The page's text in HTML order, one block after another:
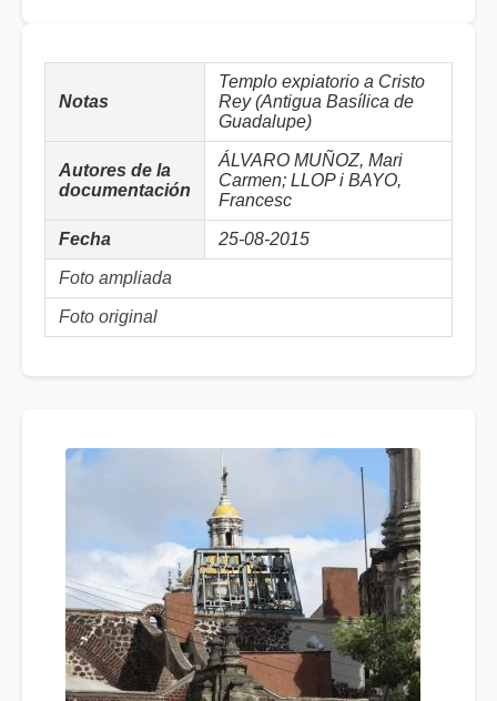
Notas
Templo expiatorio a Cristo
Rey (Antigua Basílica de
Guadalupe)
Autores de la
documentación
ÁLVARO MUÑOZ, Mari
Carmen; LLOP i BAYO,
Francesc
Fecha 25-08-2015
Foto ampliada
Foto original